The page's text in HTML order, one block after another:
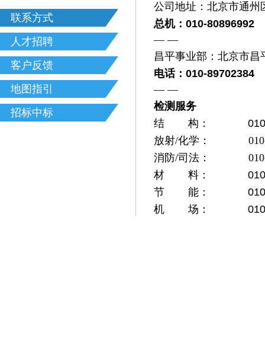
联系方式
人才招聘
客户反馈
地图指引
招标中标
公司地址：北京市通
总机：010-
— —
昌平事业部：北京市
电话：010-89702384
— —
检测服务
结
构： 010-
放射/化学： 010-
消防/司法： 010-
材
料： 010-
节
能： 010-
机
场： 010-